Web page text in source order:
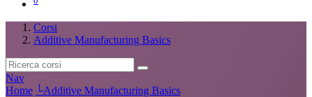
Corsi
Additive Manufacturing Basics
Nav
Home └Additive Manufacturing Basics